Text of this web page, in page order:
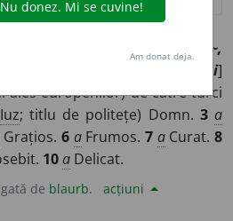
celeb~,
çelebi]
ales europenilor) de către turci
Iuz; titlu de politețe) Domn. 3 a
Grațios. 6 aFrumos. 7 aCurat.8
10a Delicat.
de blaurb. acțiuni
Am donat deja.